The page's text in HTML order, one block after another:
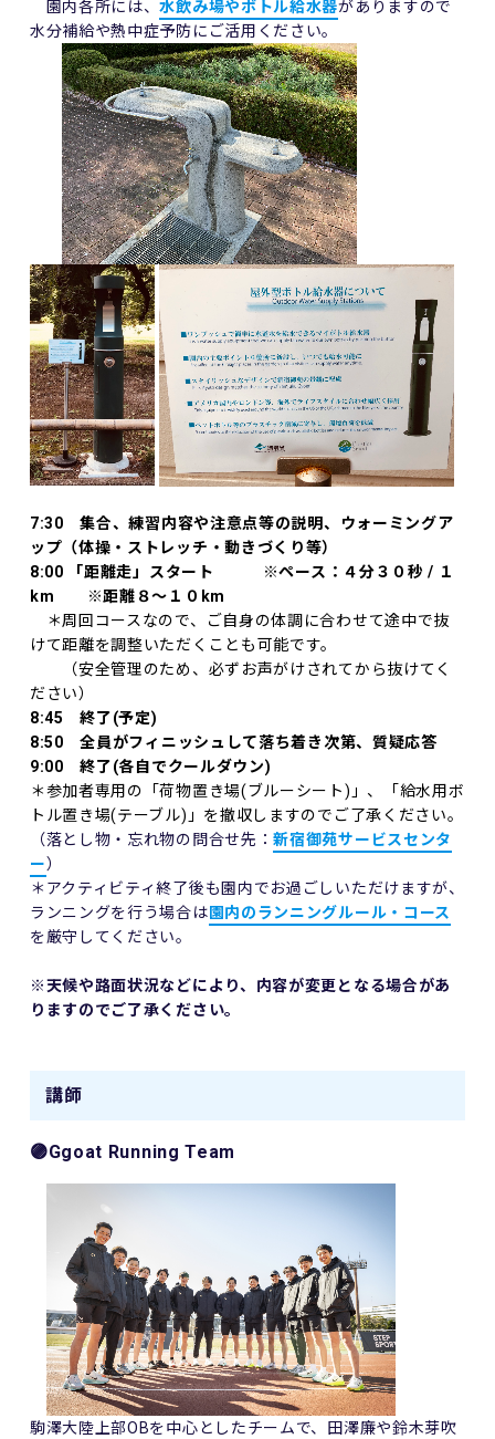
園内各所には、水飲み場やボトル給水器がありますので
水分補給や熱中症予防にご活用ください。
7:30 集合、練習内容や注意点等の説明、ウォーミングア
ップ（体操・ストレッチ・動きづくり等）
8:00 「距離走」スタート
※ペース：４分３０秒 / １
km ※距離８～１０km
＊周回コースなので、ご自身の体調に合わせて途中で抜
けて距離を調整いただくことも可能です。
（安全管理のため、必ずお声がけされてから抜けてく
ださい）
8:45 終了(予定)
8:50 全員がフィニッシュして落ち着き次第、質疑応答
9:00 終了(各自でクールダウン)
＊参加者専用の「荷物置き場(ブルーシート)」、「給水用ボ
トル置き場(テーブル)」を撤収しますのでご了承ください。
（落とし物・忘れ物の問合せ先：新宿御苑サービスセンタ
ー）
＊アクティビティ終了後も園内でお過ごしいただけますが、
ランニングを行う場合は園内のランニングルール・コース
を厳守してください。
※天候や路面状況などにより、内容が変更となる場合があ
りますのでご了承ください。
講師
🟣Ggoat Running Team
駒澤大陸上部OBを中心としたチームで、田澤廉や鈴木芽吹